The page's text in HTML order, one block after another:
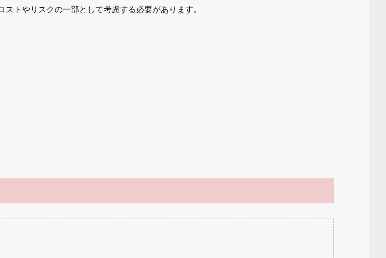
トやリスクの一部として考慮する必要があります。